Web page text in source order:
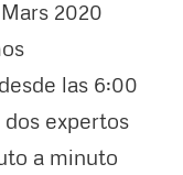
2020
las 6:00
expertos
a minuto